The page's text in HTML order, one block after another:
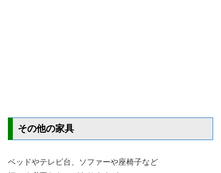
その他の家具
ベッドやテレビ台、ソファーや座椅子など